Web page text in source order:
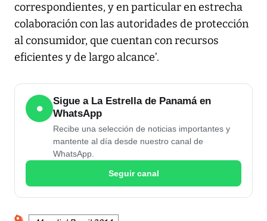
correspondientes, y en particular en estrecha
colaboración con las autoridades de protección
al consumidor, que cuentan con recursos
eficientes y de largo alcance’.
●
Sigue a La Estrella de Panamá en
WhatsApp
Recibe una selección de noticias importantes y
mantente al día desde nuestro canal de
WhatsApp.
Seguir canal